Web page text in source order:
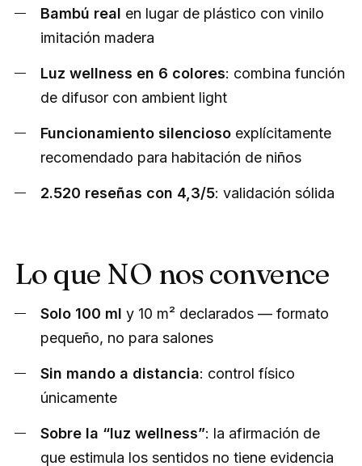
Bambú real en lugar de plástico con vinilo
imitación madera
Luz wellness en 6 colores: combina función
de difusor con ambient light
Funcionamiento silencioso explícitamente
recomendado para habitación de niños
2.520 reseñas con 4,3/5: validación sólida
Lo que NO nos convence
Solo 100 ml y 10 m² declarados — formato
pequeño, no para salones
Sin mando a distancia: control físico
únicamente
Sobre la “luz wellness”: la afirmación de
que estimula los sentidos no tiene evidencia